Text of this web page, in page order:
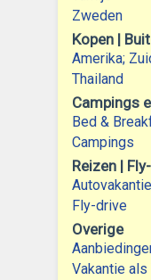
Zweden
Kopen |
Amerika;
Thailand
Campings
Bed &
Campings
Reizen |
Fly-drive
Overige
Vakantie